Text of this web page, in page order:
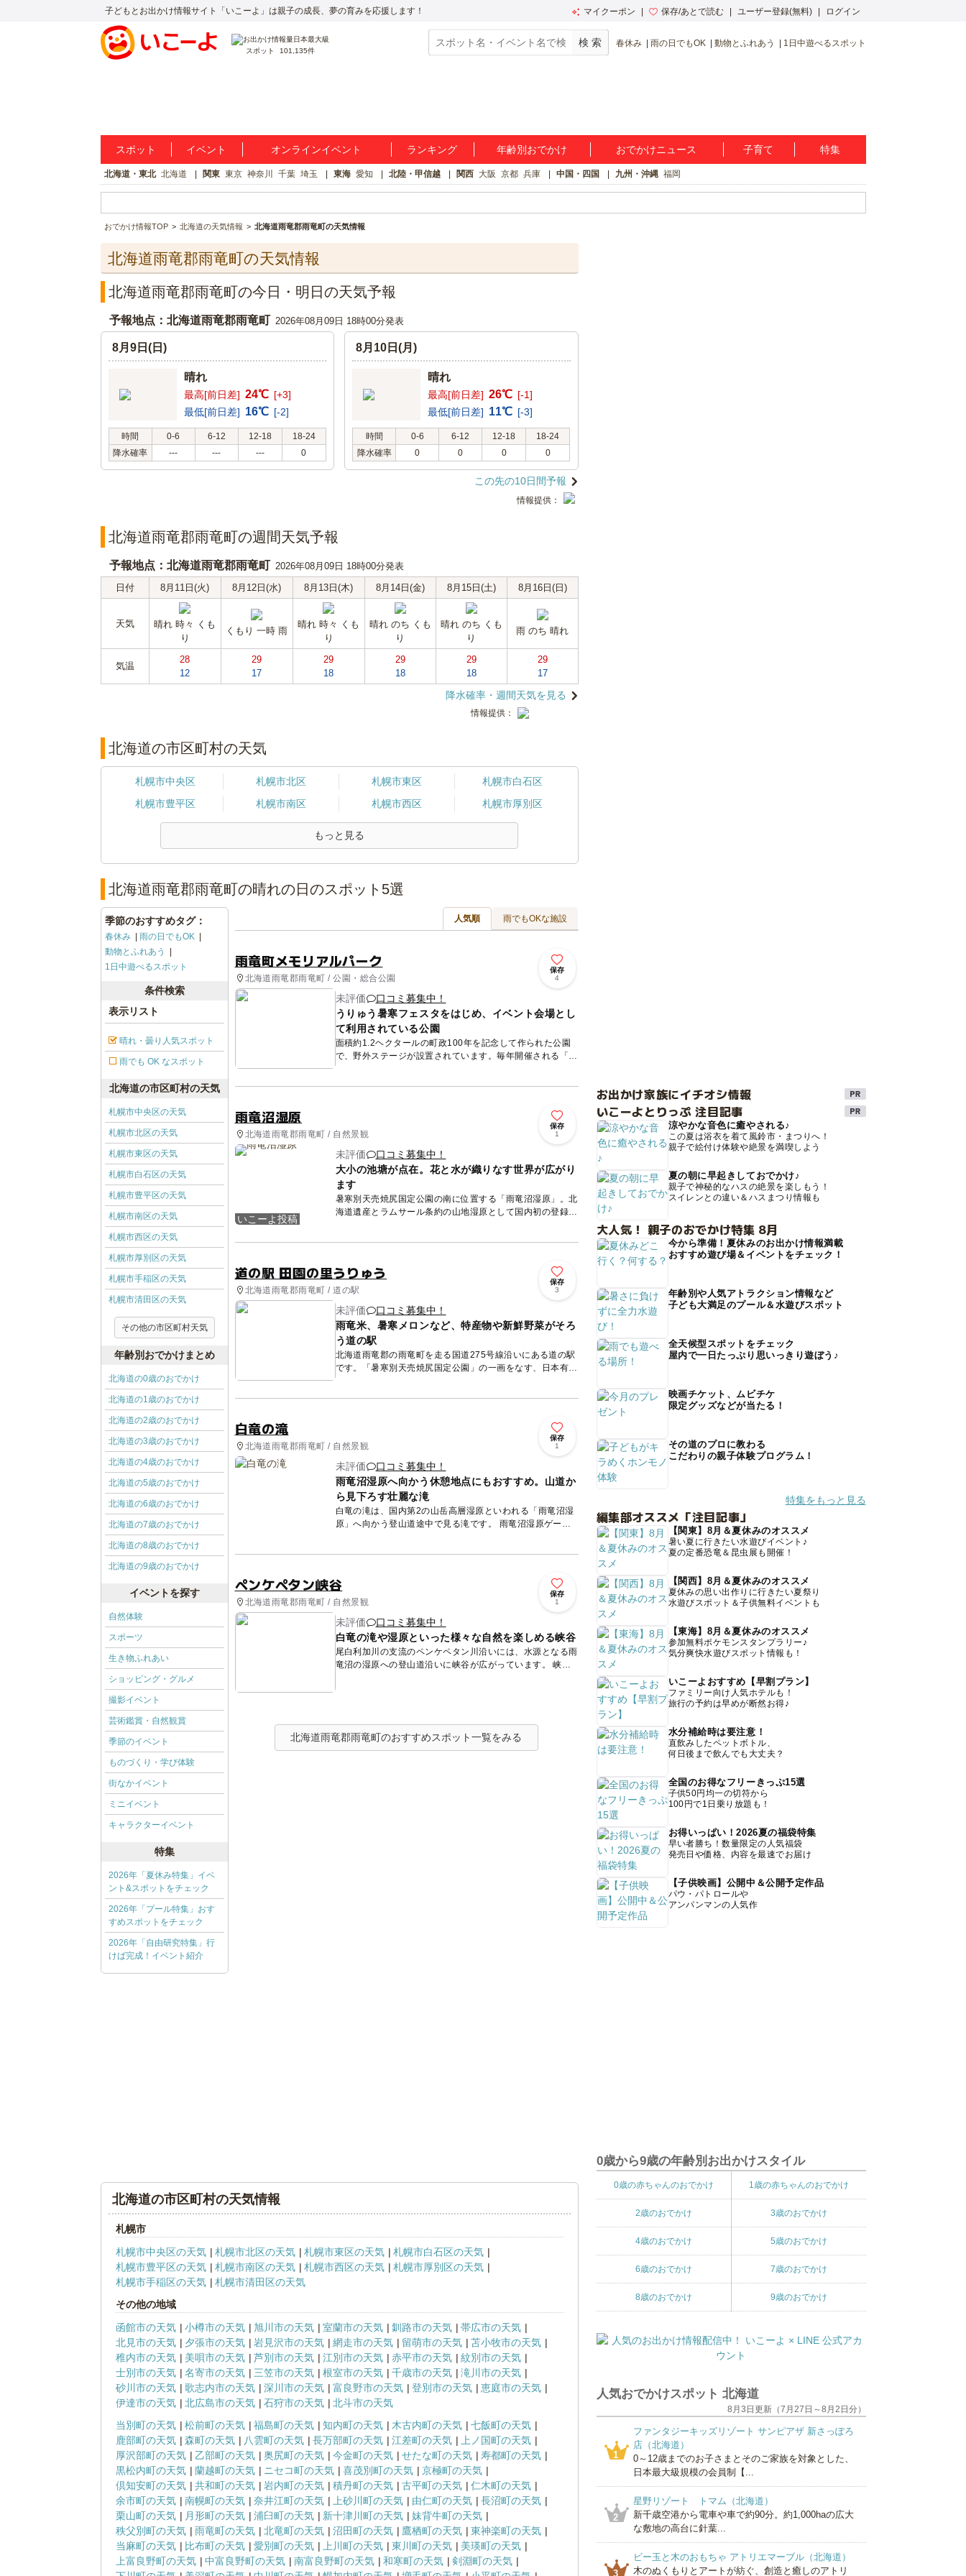
子どもとお出かけ情報サイト「いこーよ」は親子の成長、夢の育みを応援します！ マイクーポン 保存/あとで読む ユーザー登録(無料) ログイン
スポット 101,135件
春休み 雨の日でもOK 動物とふれあう 1日中遊べるスポット
スポット イベント オンラインイベント ランキング 年齢別おでかけ おでかけニュース 子育て 特集
北海道・東北 北海道 関東 東京 神奈川 千葉 埼玉 東海 愛知 北陸・甲信越 関西 大阪 京都 兵庫 中国・四国 九州・沖縄 福岡
おでかけ情報TOP 北海道の天気情報 北海道雨竜郡雨竜町の天気情報
北海道雨竜郡雨竜町の天気情報
北海道雨竜郡雨竜町の今日・明日の天気予報
予報地点：北海道雨竜郡雨竜町 2026年08月09日 18時00分発表
8月9日(日)
晴れ
最高[前日差] 24℃ [+3]
最低[前日差] 16℃ [-2]
時間 0-6 6-12 12-18
18-24
降水確率
--- --- --- 0
8月10日(月)
晴れ
最高[前日差] 26℃ [-1]
最低[前日差] 11℃ [-3]
時間 0-6 6-12 12-18
18-24
降水確率
0 0 0 0
この先の10日間予報
情報提供：
北海道雨竜郡雨竜町の週間天気予報
予報地点：北海道雨竜郡雨竜町 2026年08月09日 18時00分発表
日付
8月11日(火) 8月12日(水) 8月13日(木) 8月14日(金) 8月15日(土) 8月16日(日)
天気
晴れ 時々 くも
り
くもり 一時 雨
晴れ 時々 くも
り
晴れ のち くも
り
晴れ のち くも
り
雨 のち 晴れ
気温
28
12
29
17
29
18
29
18
29
18
29
17
降水確率・週間天気を見る
情報提供：
北海道の市区町村の天気
札幌市中央区 札幌市北区 札幌市東区
札幌市白石区
札幌市豊平区
札幌市南区 札幌市西区 札幌市厚別区
もっと見る
北海道雨竜郡雨竜町の晴れの日のスポット5選
人気順 雨でもOKな施設
雨竜町メモリアルパーク
北海道雨竜郡雨竜町 / 公園・総合公園
保存
4
未評価
口コミ募集中！
うりゅう暑寒フェスタをはじめ、イベント会場とし
て利用されている公園
面積約1.2ヘクタールの町政100年を記念して作られた公園
で、野外ステージが設置されています。毎年開催される「う
りゅう暑寒フェスタ」などのイベント会場として知られてい
雨竜沼湿原
北海道雨竜郡雨竜町 / 自然景観
保存
1
いこーよ投稿
未評価
口コミ募集中！
大小の池塘が点在。花と水が織りなす世界が広がり
ます
暑寒別天売焼尻国定公園の南に位置する「雨竜沼湿原」。北
海道遺産とラムサール条約の山地湿原として国内初の登録に
道の駅 田園の里うりゅう
北海道雨竜郡雨竜町 / 道の駅
保存
3
未評価
口コミ募集中！
雨竜米、暑寒メロンなど、特産物や新鮮野菜がそろ
う道の駅
北海道雨竜郡の雨竜町を走る国道275号線沿いにある道の駅
です。「暑寒別天売焼尻国定公園」の一画をなす、日本有数
の山岳型高層湿原帯である「雨竜沼湿原」への入口に位置
白竜の滝
北海道雨竜郡雨竜町 / 自然景観
保存
1
未評価
口コミ募集中！
雨竜沼湿原へ向かう休憩地点にもおすすめ。山道か
ら見下ろす壮麗な滝
白竜の滝は、国内第2の山岳高層湿原といわれる「雨竜沼湿
原」へ向かう登山道途中で見る滝です。 雨竜沼湿原ゲート
ペンケペタン峡谷
北海道雨竜郡雨竜町 / 自然景観
保存
1
未評価
口コミ募集中！
白竜の滝や湿原といった様々な自然を楽しめる峡谷
尾白利加川の支流のペンケペタン川沿いには、水源となる雨
竜沼の湿原への登山道沿いに峡谷が広がっています。 峡谷
ん...
北海道雨竜郡雨竜町のおすすめスポット一覧をみる
季節のおすすめタグ：
春休み
雨の日でもOK
動物とふれあう
1日中遊べるスポット
条件検索
表示リスト
晴れ・曇り人気スポット
雨でも OK なスポット
北海道の市区町村の天気
札幌市中央区の天気
札幌市北区の天気
札幌市東区の天気
札幌市白石区の天気
札幌市豊平区の天気
札幌市南区の天気
札幌市西区の天気
札幌市厚別区の天気
札幌市手稲区の天気
札幌市清田区の天気
その他の市区町村天気
年齢別おでかけまとめ
北海道の0歳のおでかけ
北海道の1歳のおでかけ
北海道の2歳のおでかけ
北海道の3歳のおでかけ
北海道の4歳のおでかけ
北海道の5歳のおでかけ
北海道の6歳のおでかけ
北海道の7歳のおでかけ
北海道の8歳のおでかけ
北海道の9歳のおでかけ
イベントを探す
自然体験
スポーツ
生き物ふれあい
ショッピング・グルメ
撮影イベント
芸術鑑賞・自然観賞
季節のイベント
ものづくり・学び体験
街なかイベント
ミニイベント
キャラクターイベント
特集
2026年「夏休み特集」イベ
ント&スポットをチェック
2026年「プール特集」おす
すめスポットをチェック
2026年「自由研究特集」行
けば完成！イベント紹介
北海道の市区町村の天気情報
札幌市
札幌市中央区の天気
札幌市北区の天気 札幌市東区の天気
札幌市白石区の天気
札幌市豊平区の天気
札幌市南区の天気 札幌市西区の天気
札幌市厚別区の天気
札幌市手稲区の天気
札幌市清田区の天気
その他の地域
函館市の天気
小樽市の天気 旭川市の天気 室蘭市の天気 釧路市の天気
帯広市の天気
北見市の天気
夕張市の天気 岩見沢市の天気 網走市の天気 留萌市の天気
苫小牧市の天気
稚内市の天気
美唄市の天気 芦別市の天気 江別市の天気 赤平市の天気
紋別市の天気
士別市の天気
名寄市の天気 三笠市の天気 根室市の天気 千歳市の天気
滝川市の天気
砂川市の天気
歌志内市の天気 深川市の天気 富良野市の天気 登別市の天気
恵庭市の天気
伊達市の天気
北広島市の天気 石狩市の天気
北斗市の天気
当別町の天気
松前町の天気 福島町の天気 知内町の天気 木古内町の天気
七飯町の天気
鹿部町の天気
森町の天気 八雲町の天気 長万部町の天気 江差町の天気
上ノ国町の天気
厚沢部町の天気
乙部町の天気 奥尻町の天気 今金町の天気 せたな町の天気
寿都町の天気
黒松内町の天気
蘭越町の天気 ニセコ町の天気 喜茂別町の天気
京極町の天気
倶知安町の天気
共和町の天気 岩内町の天気 積丹町の天気 古平町の天気
仁木町の天気
余市町の天気
南幌町の天気 奈井江町の天気 上砂川町の天気 由仁町の天気
長沼町の天気
栗山町の天気
月形町の天気 浦臼町の天気 新十津川町の天気
妹背牛町の天気
秩父別町の天気
雨竜町の天気 北竜町の天気 沼田町の天気 鷹栖町の天気
東神楽町の天気
当麻町の天気
比布町の天気 愛別町の天気 上川町の天気 東川町の天気
美瑛町の天気
上富良野町の天気
中富良野町の天気 南富良野町の天気 和寒町の天気
剣淵町の天気
お出かけ家族にイチオシ情報
いこーよとりっぷ 注目記事
涼やかな音色に癒やされる♪
この夏は浴衣を着て風鈴市・まつりへ！
親子で絵付け体験や絶景を満喫しよう
夏の朝に早起きしておでかけ♪
親子で神秘的なハスの絶景を楽しもう！
スイレンとの違い＆ハスまつり情報も
大人気！ 親子のおでかけ特集 8月
今から準備！夏休みのお出かけ情報満載
おすすめ遊び場＆イベントをチェック！
年齢別や人気アトラクション情報など
子ども大満足のプール＆水遊びスポット
全天候型スポットをチェック
屋内で一日たっぷり思いっきり遊ぼう♪
映画チケット、ムビチケ
限定グッズなどが当たる！
その道のプロに教わる
こだわりの親子体験プログラム！
特集をもっと見る
編集部オススメ「注目記事」
【関東】8月＆夏休みのオススメ
暑い夏に行きたい水遊びイベント♪
夏の定番恐竜＆昆虫展も開催！
【関西】8月＆夏休みのオススメ
夏休みの思い出作りに行きたい夏祭り
水遊びスポット＆子供無料イベントも
【東海】8月＆夏休みのオススメ
参加無料ポケモンスタンプラリー♪
気分爽快水遊びスポット情報も！
いこーよおすすめ【早割プラン】
ファミリー向け人気ホテルも！
旅行の予約は早めが断然お得♪
水分補給時は要注意！
直飲みしたペットボトル、
何日後まで飲んでも大丈夫？
全国のお得なフリーきっぷ15選
子供50円均一の切符から
100円で1日乗り放題も！
お得いっぱい！2026夏の福袋特集
早い者勝ち！数量限定の人気福袋
発売日や価格、内容を最速でお届け
【子供映画】公開中＆公開予定作品
パウ・パトロールや
アンパンマンの人気作
0歳から9歳の年齢別お出かけスタイル
0歳の赤ちゃんのおでかけ 1歳の赤ちゃんのおでかけ
2歳のおでかけ 3歳のおでかけ
4歳のおでかけ 5歳のおでかけ
6歳のおでかけ 7歳のおでかけ
8歳のおでかけ 9歳のおでかけ
人気おでかけスポット 北海道
8月3日更新（7月27日～8月2日分）
1
ファンタジーキッズリゾート サンピアザ 新さっぽろ
店（北海道）
0～12歳までのお子さまとそのご家族を対象とした、
日本最大級規模の会員制【...
2
星野リゾート トマム（北海道）
新千歳空港から電車や車で約90分。約1,000haの広大
な敷地の高台に針葉...
3
ビー玉と木のおもちゃ アトリエマーブル（北海道）
木のぬくもりとアートが紡ぐ、創造と癒しのアトリ